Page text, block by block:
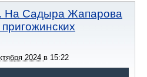
На Садыра Жапарова
2024 в 15:22